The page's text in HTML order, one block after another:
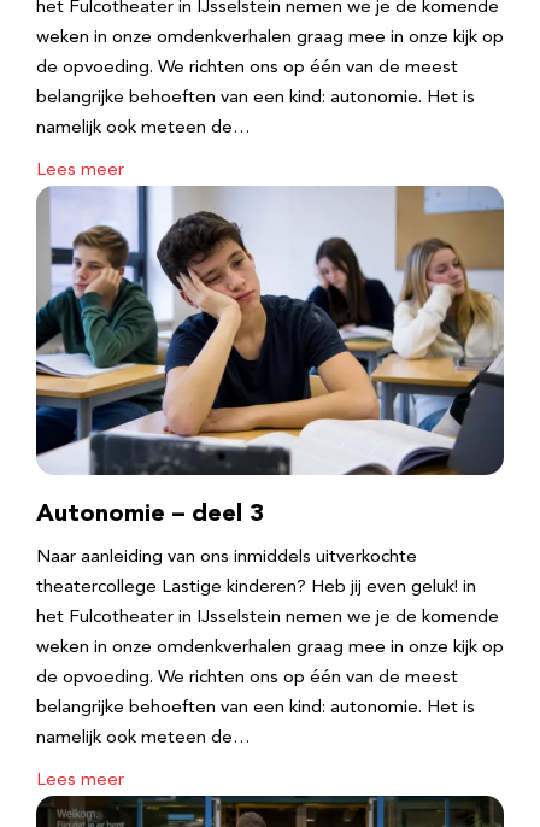
het Fulcotheater in IJsselstein nemen we je de komende
weken in onze omdenkverhalen graag mee in onze kijk op
de opvoeding. We richten ons op één van de meest
belangrijke behoeften van een kind: autonomie. Het is
namelijk ook meteen de…
Lees meer
Autonomie – deel 3
Naar aanleiding van ons inmiddels uitverkochte
theatercollege Lastige kinderen? Heb jij even geluk! in
het Fulcotheater in IJsselstein nemen we je de komende
weken in onze omdenkverhalen graag mee in onze kijk op
de opvoeding. We richten ons op één van de meest
belangrijke behoeften van een kind: autonomie. Het is
namelijk ook meteen de…
Lees meer